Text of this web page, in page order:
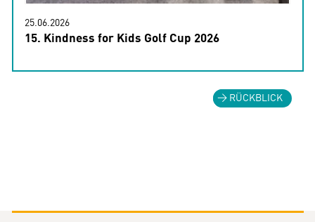
25.06.2026
15. Kindness for Kids Golf Cup 2026
RÜCKBLICK